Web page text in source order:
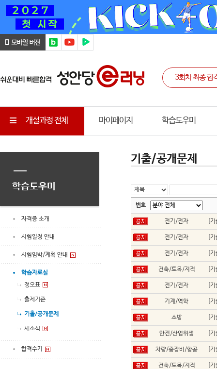
개설과정 전체 마이페이지 학습도우미
학습도우미
자격증 소개
시험일정 안내
시험임박/계획 안내
학습자료실
정오표
출제기준
기출/공개문제
새소식
합격수기
기출/공개문제
번호
전기/전자 기
전기/전자 기
전기/전자 기
건축/토목/지적 기
전기/전자 기
기계/역학 기
소방 기
안전/산업위생 기
차량/중장비/항공 기
건축/토목/지적 기